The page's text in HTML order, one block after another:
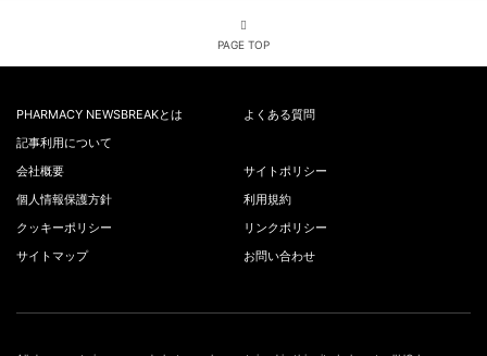
PAGE TOP
PHARMACY NEWSBREAKとは
よくある質問
記事利用について
会社概要
サイトポリシー
個人情報保護方針
利用規約
クッキーポリシー
リンクポリシー
サイトマップ
お問い合わせ